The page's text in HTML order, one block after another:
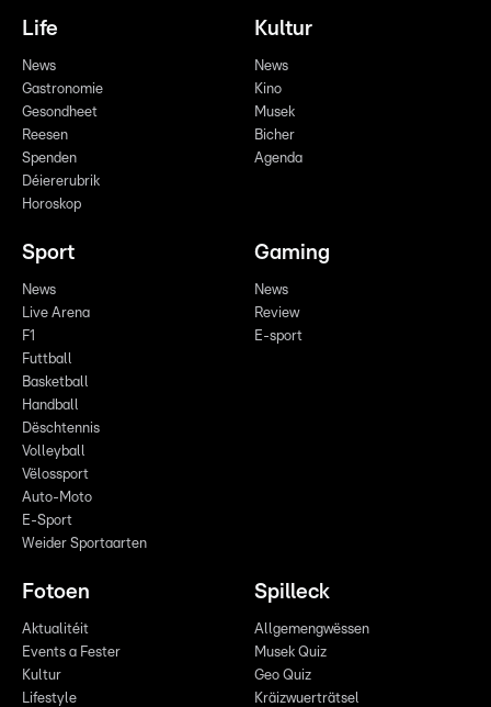
Life
News
Gastronomie
Gesondheet
Reesen
Spenden
Déiererubrik
Horoskop
Kultur
News
Kino
Musek
Bicher
Agenda
Sport
News
Live Arena
F1
Futtball
Basketball
Handball
Dëschtennis
Volleyball
Vëlossport
Auto-Moto
E-Sport
Weider Sportaarten
Gaming
News
Review
E-sport
Fotoen
Aktualitéit
Events a Fester
Kultur
Lifestyle
Spilleck
Allgemengwëssen
Musek Quiz
Geo Quiz
Kräizwuerträtsel